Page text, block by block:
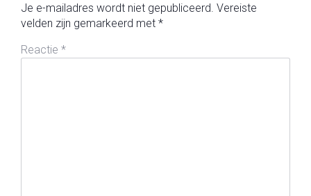
Je e-mailadres wordt niet gepubliceerd. Vereiste
velden zijn gemarkeerd met *
Reactie *